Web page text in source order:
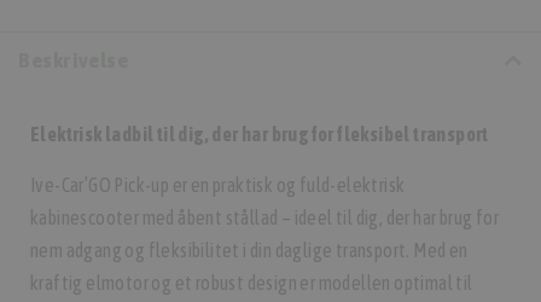
Elektrisk ladbil til dig, der har brug for fleksibel transport
Ive-Car’GO Pick-up er en praktisk og fuld-elektrisk
kabinescooter med åbent stållad – ideel til dig, der har brug for
nem adgang og fleksibilitet i din daglige transport. Med en
kraftig elmotor og et robust design er modellen optimal til